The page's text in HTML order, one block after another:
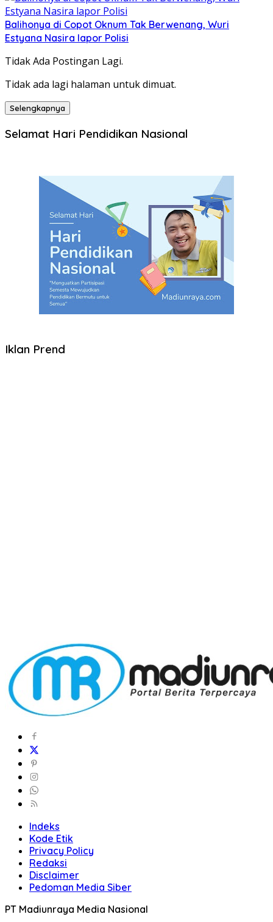
Balihonya di Copot Oknum Tak Berwenang, Wuri
Estyana Nasira lapor Polisi
Tidak Ada Postingan Lagi.
Tidak ada lagi halaman untuk dimuat.
Selengkapnya
Selamat Hari Pendidikan Nasional
Iklan Prend
Indeks
Kode Etik
Privacy Policy
Redaksi
Disclaimer
Pedoman Media Siber
PT Madiunraya Media Nasional